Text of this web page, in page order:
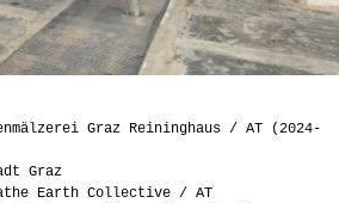
Graz Reininghaus / AT (2024-
Graz
Earth Collective / AT